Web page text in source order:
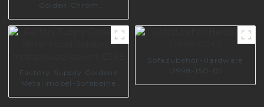
Golden Chrom
Beine Sofa Metallbein
Factory Supply Goldene
Metallmöbel-Sofabeine
Sofazubehör-Hardware
I2998-150-01